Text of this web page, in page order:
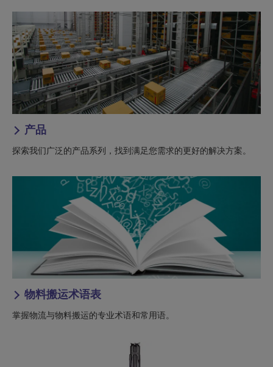
产品
探索我们广泛的产品系列，找到满足您需求的更好的解决方案。
物料搬运术语表
掌握物流与物料搬运的专业术语和常用语。